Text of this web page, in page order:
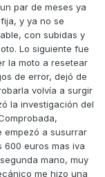
par de meses ya
y ya no se
con subidas y
Lo siguiente fue
la moto a resetear
de error, dejó de
volvía a surgir
la investigación del
empezó a susurrar
600 euros mas iva
mano, muy
me hizo una